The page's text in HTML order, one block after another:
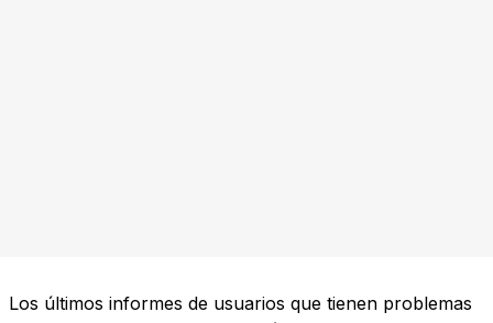
Los últimos informes de usuarios que tienen problemas